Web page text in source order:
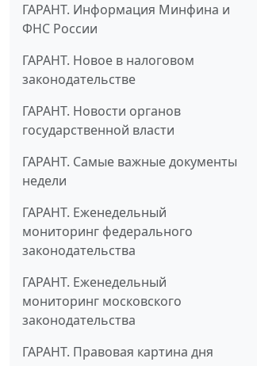
ГАРАНТ. Информация Минфина и
ФНС России
ГАРАНТ. Новое в налоговом
законодательстве
ГАРАНТ. Новости органов
государственной власти
ГАРАНТ. Самые важные документы
недели
ГАРАНТ. Еженедельный
мониторинг федерального
законодательства
ГАРАНТ. Еженедельный
мониторинг московского
законодательства
ГАРАНТ. Правовая картина дня